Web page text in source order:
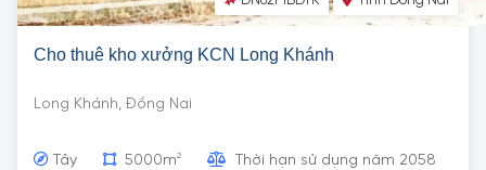
Cho thuê kho xưởng KCN Long Khánh
Long Khánh, Đồng Nai
Tây 5000m2 Thời hạn sử dụng năm 2058